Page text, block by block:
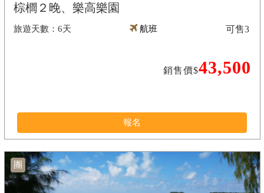
棕櫚２晚、樂高樂園
6天 航班
銷售價$43,500
可售3
報名
團